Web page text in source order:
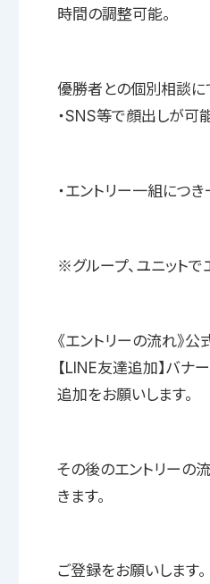
時間の調整可能。
優勝者との個別相談に
・SNS等で顔出しが
・エントリー一組につ
※グループ、ユニットで
《エントリーの流れ》
【LINE友達追加】バナ
追加をお願いします。
その後のエントリーの
きます。
ご登録をお願いします。